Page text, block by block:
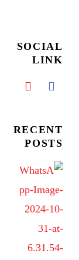
SOCIAL
LINK
RECENT
POSTS